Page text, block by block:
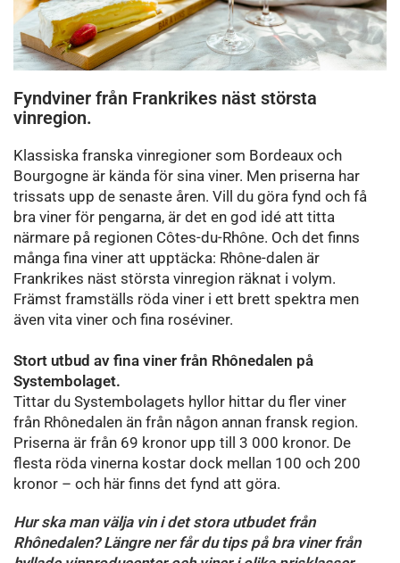
Fyndviner från Frankrikes näst största
vinregion.
Klassiska franska vinregioner som Bordeaux och
Bourgogne är kända för sina viner. Men priserna har
trissats upp de senaste åren. Vill du göra fynd och få
bra viner för pengarna, är det en god idé att titta
närmare på regionen Côtes-du-Rhône. Och det finns
många fina viner att upptäcka: Rhône-dalen är
Frankrikes näst största vinregion räknat i volym.
Främst framställs röda viner i ett brett spektra men
även vita viner och fina roséviner.
Stort utbud av fina viner från Rhônedalen på
Systembolaget.
Tittar du Systembolagets hyllor hittar du fler viner
från Rhônedalen än från någon annan fransk region.
Priserna är från 69 kronor upp till 3 000 kronor. De
flesta röda vinerna kostar dock mellan 100 och 200
kronor – och här finns det fynd att göra.
Hur ska man välja vin i det stora utbudet från
Rhônedalen? Längre ner får du tips på bra viner från